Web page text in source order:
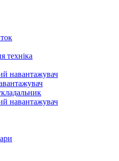
техніка
навантажувач
навантажувач